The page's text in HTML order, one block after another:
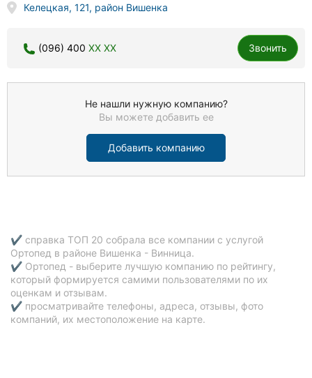
Келецкая, 121, район Вишенка
(096) 400 XX XX Звонить
Не нашли нужную компанию?
Вы можете добавить ее
Добавить компанию
✔ справка ТОП 20 собрала все компании с услугой
Ортопед в районе Вишенка - Винница.
✔ Ортопед - выберите лучшую компанию по рейтингу,
который формируется самими пользователями по их
оценкам и отзывам.
✔ просматривайте телефоны, адреса, отзывы, фото
компаний, их местоположение на карте.